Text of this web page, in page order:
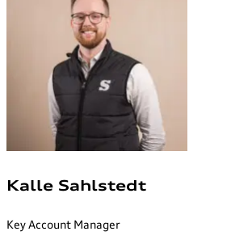
Kalle Sahlstedt
Key Account Manager